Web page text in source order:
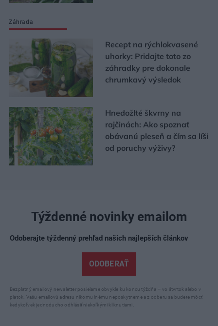
Záhrada
Recept na rýchlokvasené
uhorky: Pridajte toto zo
záhradky pre dokonale
chrumkavý výsledok
Hnedožlté škvrny na
rajčinách: Ako spoznať
obávanú pleseň a čím sa líši
od poruchy výživy?
Týždenné novinky emailom
Odoberajte týždenný prehľad našich najlepších článkov
ODOBERAŤ
Bezplatný emailový newsletter posielame obvykle ku koncu týždňa – vo štvrtok alebo v
piatok. Vašu emailovú adresu nikomu inému neposkytneme a z odberu sa budete môcť
kedykoľvek jednoducho odhlásiť niekoľkými kliknutiami.